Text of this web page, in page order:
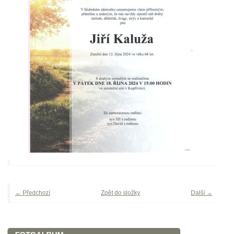
← Předchozí Další →
Zpět do složky